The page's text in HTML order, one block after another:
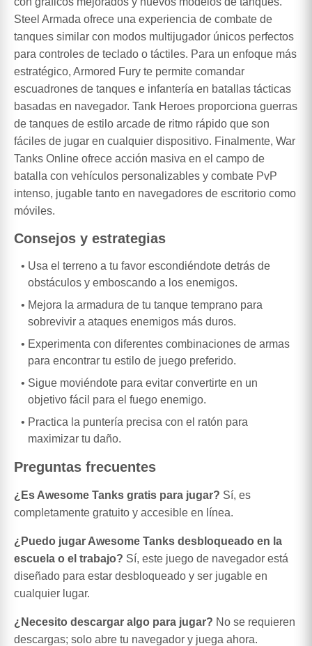
Steel Armada ofrece una experiencia de combate de
tanques similar con modos multijugador únicos perfectos
para controles de teclado o táctiles. Para un enfoque más
estratégico, Armored Fury te permite comandar
escuadrones de tanques e infantería en batallas tácticas
basadas en navegador. Tank Heroes proporciona guerras
de tanques de estilo arcade de ritmo rápido que son
fáciles de jugar en cualquier dispositivo. Finalmente, War
Tanks Online ofrece acción masiva en el campo de
batalla con vehículos personalizables y combate PvP
intenso, jugable tanto en navegadores de escritorio como
móviles.
Consejos y estrategias
Usa el terreno a tu favor escondiéndote detrás de
obstáculos y emboscando a los enemigos.
Mejora la armadura de tu tanque temprano para
sobrevivir a ataques enemigos más duros.
Experimenta con diferentes combinaciones de armas
para encontrar tu estilo de juego preferido.
Sigue moviéndote para evitar convertirte en un
objetivo fácil para el fuego enemigo.
Practica la puntería precisa con el ratón para
maximizar tu daño.
Preguntas frecuentes
¿Es Awesome Tanks gratis para jugar? Sí, es
completamente gratuito y accesible en línea.
¿Puedo jugar Awesome Tanks desbloqueado en la
escuela o el trabajo? Sí, este juego de navegador está
diseñado para estar desbloqueado y ser jugable en
cualquier lugar.
¿Necesito descargar algo para jugar? No se requieren
descargas; solo abre tu navegador y juega ahora.